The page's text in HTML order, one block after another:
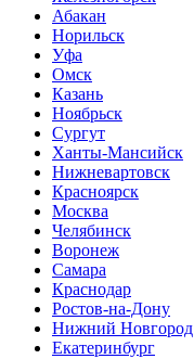
Абакан
Норильск
Уфа
Омск
Казань
Ноябрьск
Сургут
Ханты-Мансийск
Нижневартовск
Красноярск
Москва
Челябинск
Воронеж
Самара
Краснодар
Ростов-на-Дону
Нижний Новгород
Екатеринбург